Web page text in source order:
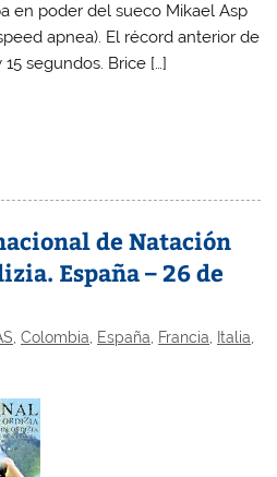
en poder del sueco Mikael Asp
apnea). El récord anterior de
segundos. Brice […]
de Natación
España – 26 de
,Colombia España Francia Italia